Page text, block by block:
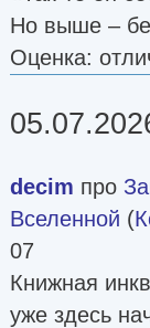
Но выше –
Оценка:
decim про
Вселенной (
07
Книжная
уже здесь